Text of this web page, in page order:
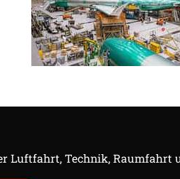
Luftfahrt, Technik, Raumfahrt